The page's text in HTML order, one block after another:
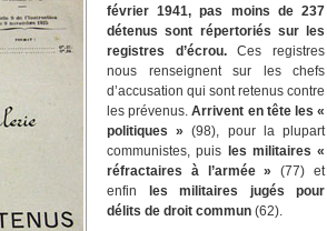
février 1941, pas moins de 237
détenus sont répertoriés sur les
registres d’écrou.Ces registres
nous renseignent sur les chefs
d’accusation qui sont retenus contre
les prévenus.Arrivent en tête les «
politiques »(98), pour la plupart
communistes, puis
les militaires «
réfractaires à l’armée »
(77) et
enfin
les militaires jugés pour
délits de droit commun (62).